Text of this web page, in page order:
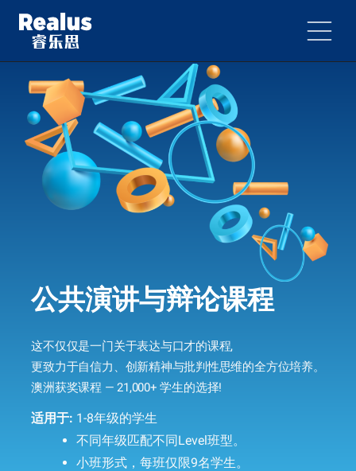
公共演讲与辩论课程
这不仅仅是一门关于表达与口才的课程,
更致力于自信力、创新精神与批判性思维的全方位培养。
澳洲获奖课程 — 21,000+ 学生的选择!
适用于: 1-8年级的学生
不同年级匹配不同Level班型。
小班形式，每班仅限9名学生。